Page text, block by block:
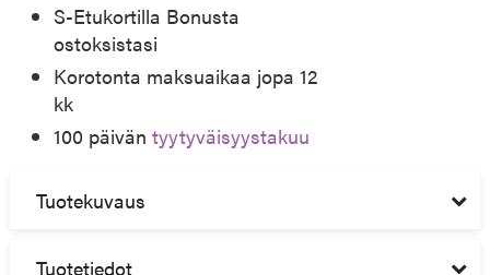
S-Etukortilla Bonusta
ostoksistasi
Korotonta maksuaikaa jopa 12
kk
100 päiväntyytyväisyystakuu
Tuotekuvaus
Tuotetiedot